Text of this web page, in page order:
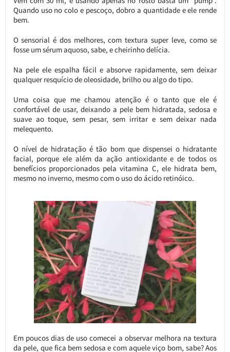
Quando uso no colo e pescoço, dobro a quantidade e ele rende
bem.
O sensorial é dos melhores, com textura super leve, como se
fosse um sérum aquoso, sabe, e cheirinho delícia.
Na pele ele espalha fácil e absorve rapidamente, sem deixar
qualquer resquício de oleosidade, brilho ou algo do tipo.
Uma coisa que me chamou atenção é o tanto que ele é
confortável de usar, deixando a pele bem hidratada, sedosa e
suave ao toque, sem pesar, sem irritar e sem deixar nada
melequento.
O nível de hidratação é tão bom que dispensei o hidratante
facial, porque ele além da ação antioxidante e de todos os
benefícios proporcionados pela vitamina C, ele hidrata bem,
mesmo no inverno, mesmo com o uso do ácido retinóico.
Em poucos dias de uso comecei a observar melhora na textura
da pele, que fica bem sedosa e com aquele viço bom, sabe? Aos